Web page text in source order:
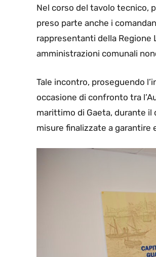
Nel corso del tavolo tecnico,
preso parte anche i
rappresentanti della
amministrazioni comunali
Tale incontro, proseguendo
occasione di confronto tra
marittimo di Gaeta, durante il
misure finalizzate a